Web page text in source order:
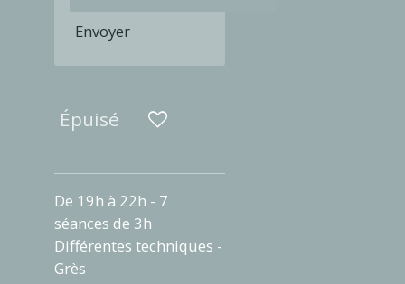
Envoyer
Épuisé
De 19h à 22h - 7
séances de 3h
Différentes techniques -
Grès